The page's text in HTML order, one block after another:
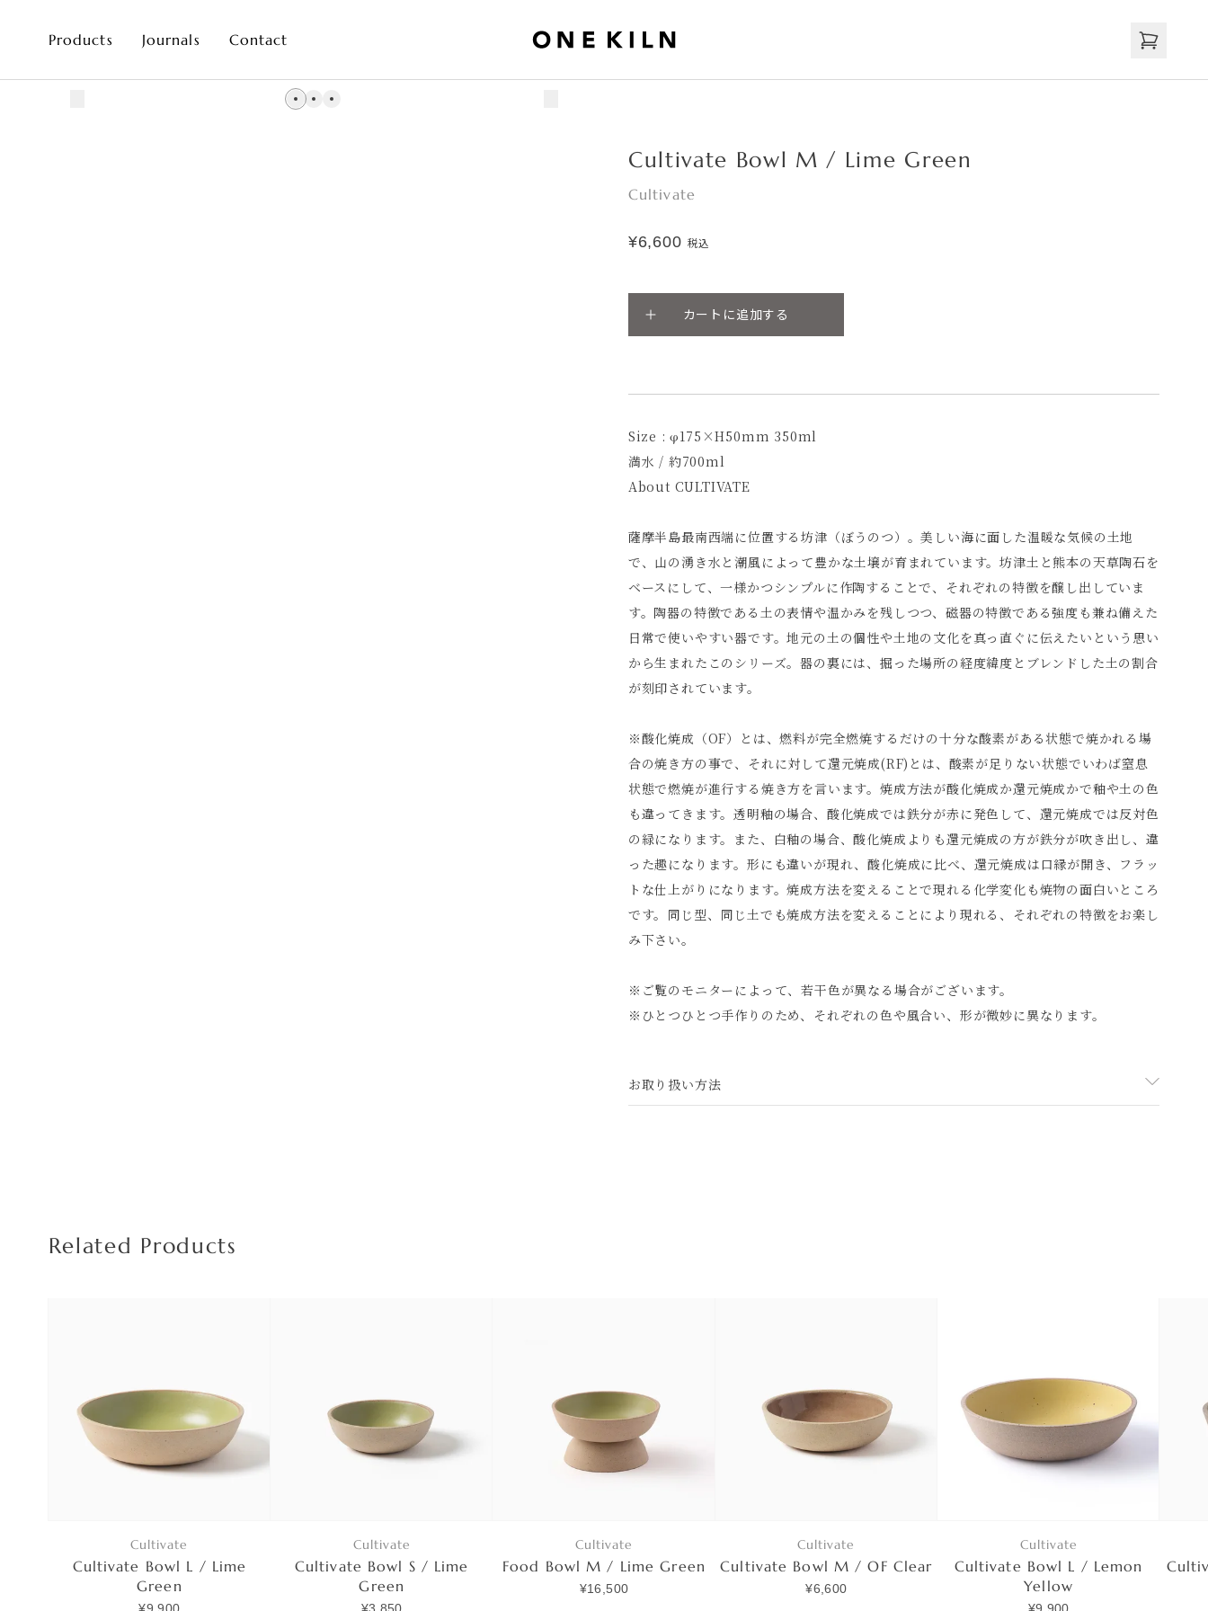
Products Journals Contact
Cultivate Bowl M / Lime Green
Cultivate
¥6,600 税込
カートに追加する
Size : φ175×H50mm 350ml
満水 / 約700ml
About CULTIVATE
薩摩半島最南西端に位置する坊津（ぼうのつ）。美しい海に面した温暖な気候の土地
で、山の湧き水と潮風によって豊かな土壌が育まれています。坊津土と熊本の天草陶石を
ベースにして、一様かつシンプルに作陶することで、それぞれの特徴を醸し出していま
す。陶器の特徴である土の表情や温かみを残しつつ、磁器の特徴である強度も兼ね備えた
日常で使いやすい器です。地元の土の個性や土地の文化を真っ直ぐに伝えたいという思い
から生まれたこのシリーズ。器の裏には、掘った場所の経度緯度とブレンドした土の割合
が刻印されています。
※酸化焼成（OF）とは、燃料が完全燃焼するだけの十分な酸素がある状態で焼かれる場
合の焼き方の事で、それに対して還元焼成(RF)とは、酸素が足りない状態でいわば窒息
状態で燃焼が進行する焼き方を言います。焼成方法が酸化焼成か還元焼成かで釉や土の色
も違ってきます。透明釉の場合、酸化焼成では鉄分が赤に発色して、還元焼成では反対色
の緑になります。また、白釉の場合、酸化焼成よりも還元焼成の方が鉄分が吹き出し、違
った趣になります。形にも違いが現れ、酸化焼成に比べ、還元焼成は口縁が開き、フラッ
トな仕上がりになります。焼成方法を変えることで現れる化学変化も焼物の面白いところ
です。同じ型、同じ土でも焼成方法を変えることにより現れる、それぞれの特徴をお楽し
み下さい。
※ご覧のモニターによって、若干色が異なる場合がございます。
※ひとつひとつ手作りのため、それぞれの色や風合い、形が微妙に異なります。
お取り扱い方法
Related Products
Cultivate
Cultivate Bowl L / Lime
Green
Cultivate
Cultivate Bowl S / Lime
Green
Cultivate
Food Bowl M / Lime Green
¥16,500
Cultivate
Cultivate Bowl M / OF Clear
¥6,600
Cultivate
Cultivate Bowl L / Lemon
Yellow